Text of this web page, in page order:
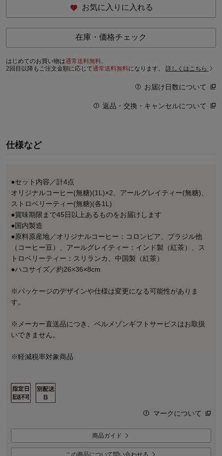
お気に入りに入れる
在庫・価格チェック
はじめてのお買い物は通常送料無料。
2回目以降もご注文金額に応じて通常送料無料になります。 詳しくはこちら
お届け日数について
返品・交換・キャンセルについて
仕様など
●セット内容／計4点
オリジナルコーヒー(無糖)(1L)×2、アールグレイティー(無糖)、
ストロベリーティー(無糖)(各1L)
●賞味期限まで45日以上あるものをお届けします
●国内製造
●原料原産地／オリジナルコーヒー：コロンビア、ブラジル他
（コーヒー豆）、アールグレイティー：インド製（紅茶）、ス
トロベリーティー：スリランカ、中国製（紅茶）
●ハコサイズ／約26×36×8cm
※パッケージのデザインや仕様は変更になる可能性がありま
す。
※メーカー直送品につき、ベルメゾンギフトサービスはお取扱
いできません。
※軽減税率対象商品
マークについて
商品ガイド
この商品について問い合わせる